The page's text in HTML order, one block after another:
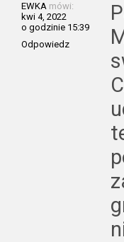
EWKA mówi:
kwi 4, 2022
o godzinie 15:39
Odpowiedz